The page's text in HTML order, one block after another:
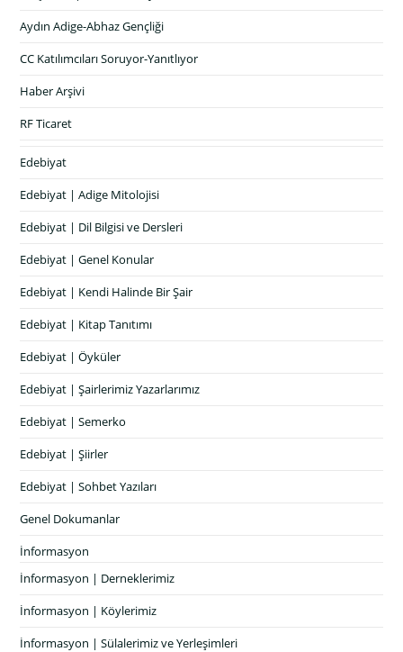
Aydın Adige-Abhaz Gençliği
CC Katılımcıları Soruyor-Yanıtlıyor
Haber Arşivi
RF Ticaret
Edebiyat
Edebiyat | Adige Mitolojisi
Edebiyat | Dil Bilgisi ve Dersleri
Edebiyat | Genel Konular
Edebiyat | Kendi Halinde Bir Şair
Edebiyat | Kitap Tanıtımı
Edebiyat | Öyküler
Edebiyat | Şairlerimiz Yazarlarımız
Edebiyat | Semerko
Edebiyat | Şiirler
Edebiyat | Sohbet Yazıları
Genel Dokumanlar
İnformasyon
İnformasyon | Derneklerimiz
İnformasyon | Köylerimiz
İnformasyon | Sülalerimiz ve Yerleşimleri